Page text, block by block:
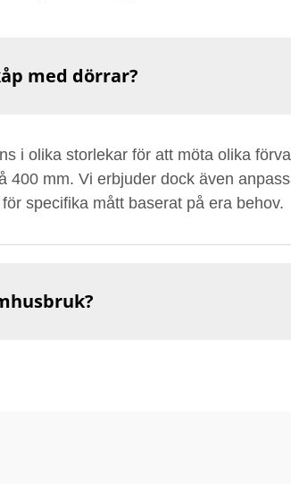
med dörrar?
i olika storlekar för att möta olika
400 mm. Vi erbjuder dock även
specifika mått baserat på era behov.